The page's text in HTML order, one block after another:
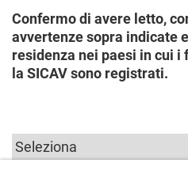
Confermo di avere letto,
avvertenze sopra indicate
residenza nei paesi in cui
la SICAV sono registrati.